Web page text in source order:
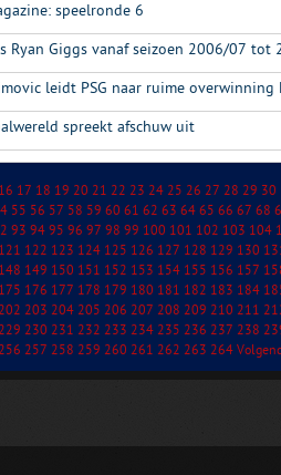
speelronde 6
Ryan Giggs vanaf seizoen 2006/07 tot
leidt PSG naar ruime overwinning
spreekt afschuw uit
16 17 18 19 20 21 22 23 24 25 26 27 28 29 30
55 56 57 58 59 60 61 62 63 64 65 66 67 68
93 94 95 96 97 98 99 100 101 102 103 104
121 122 123 124 125 126 127 128 129 130
148 149 150 151 152 153 154 155 156 157
175 176 177 178 179 180 181 182 183 184
203 204 205 206 207 208 209 210 211
230 231 232 233 234 235 236 237 238
257 258 259 260 261 262 263 264